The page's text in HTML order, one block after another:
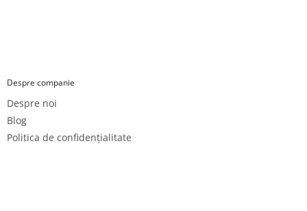
Despre companie
Despre noi
Blog
Politica de confidențialitate